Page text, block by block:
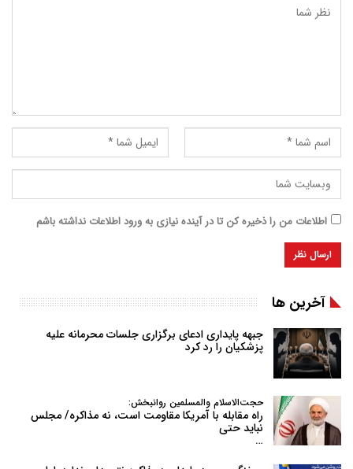
اطلاعات من را ذخیره کن تا در آینده نیازی به ورود اطلاعات نداشته باشم
آخرین ها
جبهه پایداری ادعای برگزاری جلسات محرمانه علیه
پزشکیان را رد کرد
حجت‌الاسلام والمسلمین روانبخش:
راه مقابله با آمریکا مقاومت است، نه مذاکره/ مجلس
نباید حتی
…